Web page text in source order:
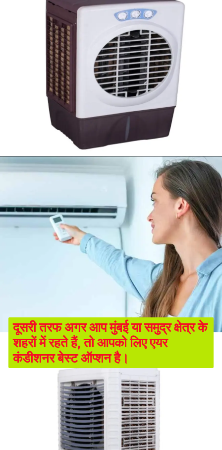
दूसरी तरफ अगर आप मुंबई या समुद्र क्षेत्र के
शहरों में रहते हैं, तो आपको लिए एयर
कंडीशनर बेस्ट ऑप्शन है।